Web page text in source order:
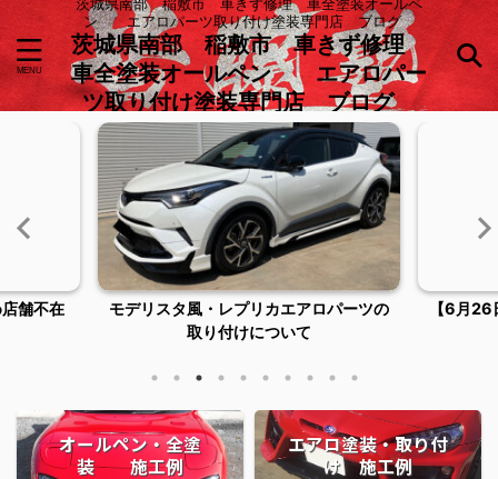
ン エアロパーツ取り付け塗装専門店 ブログ
茨城県南部 稲敷市 車きず修理
車全塗装オールペン エアロパー
ツ取り付け塗装専門店 ブログ
舗不在
モデリスタ風・レプリカエアロパーツの
取り付けについて
【6月
オールペン・全塗
装 施工例
エアロ塗装・取り付
け 施工例